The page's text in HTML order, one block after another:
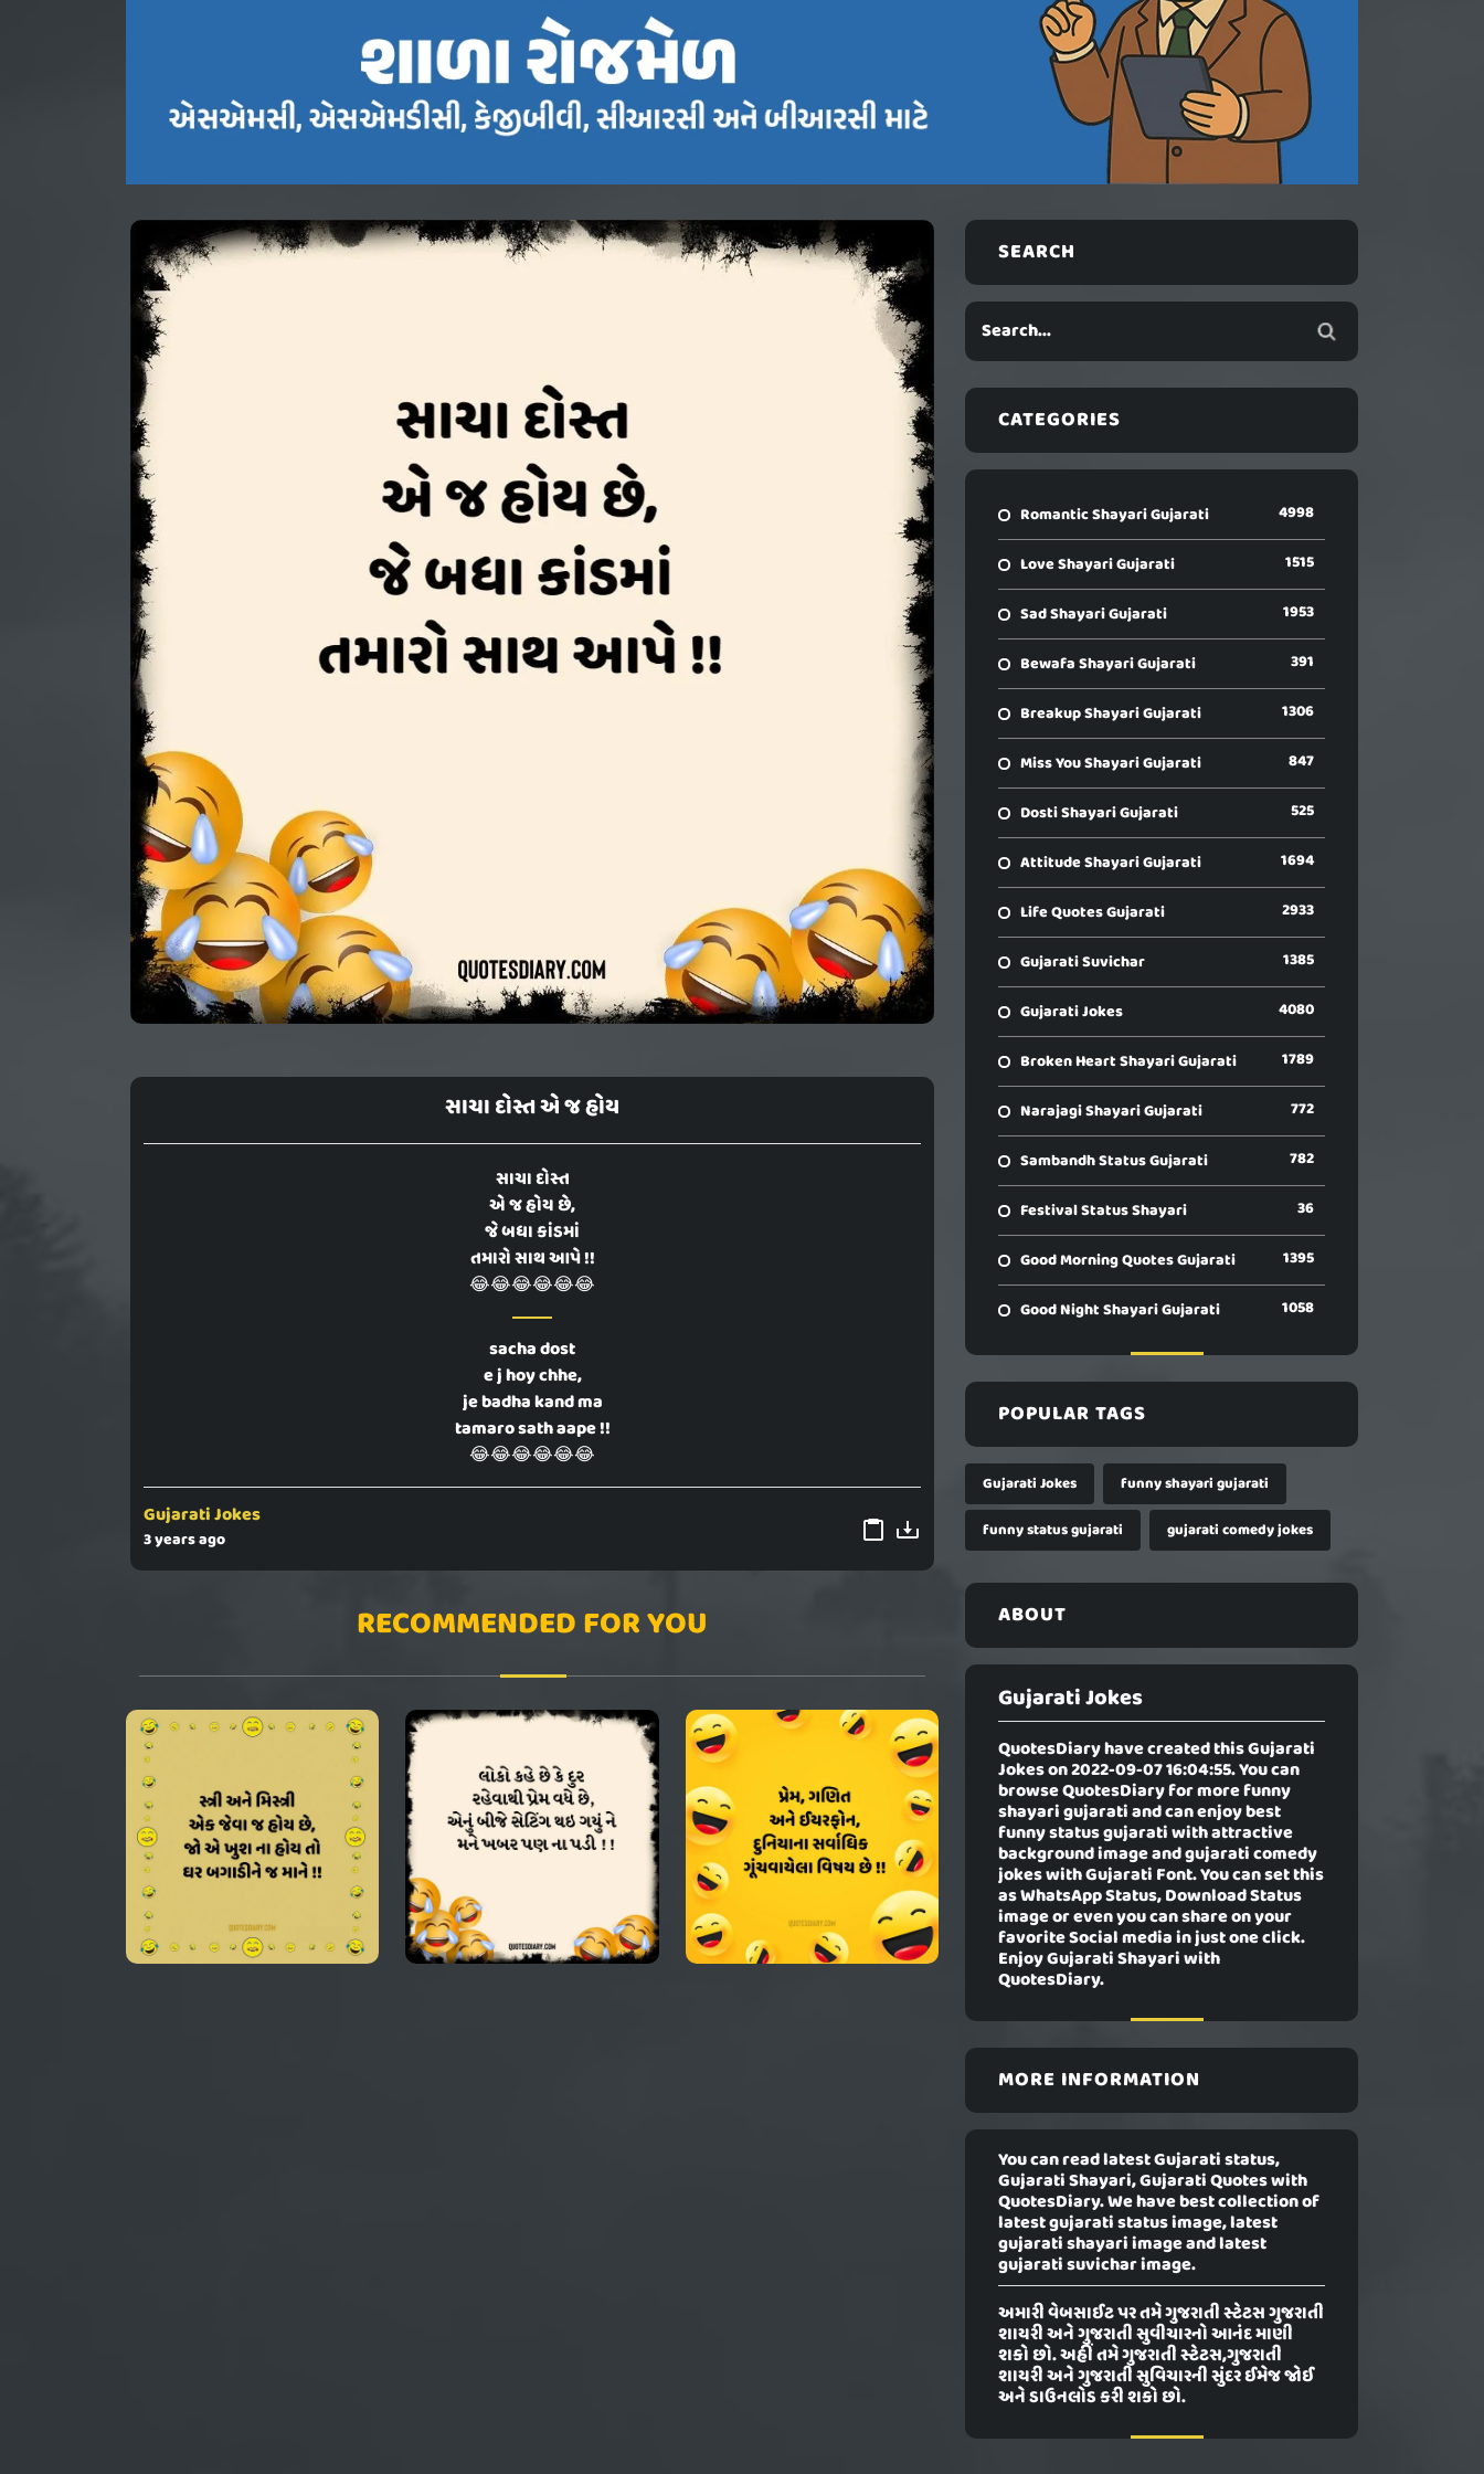
સાચા દોસ્ત એ જ હોય
સાચા દોસ્ત
એ જ હોય છે,
જે બધા કાંડમાં
તમારો સાથ આપે !!
😂😂😂😂😂😂
sacha dost
e j hoy chhe,
je badha kand ma
tamaro sath aape !!
😂😂😂😂😂😂
Gujarati Jokes
3 years ago
RECOMMENDED FOR YOU
SEARCH
CATEGORIES
Romantic Shayari Gujarati 4998
Love Shayari Gujarati 1515
Sad Shayari Gujarati 1953
Bewafa Shayari Gujarati 391
Breakup Shayari Gujarati 1306
Miss You Shayari Gujarati 847
Dosti Shayari Gujarati 525
Attitude Shayari Gujarati 1694
Life Quotes Gujarati 2933
Gujarati Suvichar 1385
Gujarati Jokes 4080
Broken Heart Shayari Gujarati 1789
Narajagi Shayari Gujarati 772
Sambandh Status Gujarati 782
Festival Status Shayari 36
Good Morning Quotes Gujarati 1395
Good Night Shayari Gujarati 1058
POPULAR TAGS
Gujarati Jokes
funny shayari gujarati
funny status gujarati
gujarati comedy jokes
ABOUT
Gujarati Jokes
QuotesDiary have created thisGujarati
Jokeson 2022-09-07 16:04:55. You can
browse QuotesDiary for more funny
shayari gujarati and can enjoy best
funny status gujarati with attractive
background image and gujarati comedy
jokes with Gujarati Font. You can set this
as WhatsApp Status, Download Status
image or even you can share on your
favorite Social media in just one click.
Enjoy Gujarati Shayari with
QuotesDiary.
MORE INFORMATION
You can read latest Gujarati status,
Gujarati Shayari, Gujarati Quotes with
QuotesDiary. We have best collection of
latest gujarati status image, latest
gujarati shayari image and latest
gujarati suvichar image.
અમારી વેબસાઈટ પર તમે ગુજરાતી સ્ટેટસ ગુજરાતી
શાયરી અને ગુજરાતી સુવીચારનો આનંદ માણી
શકો છો. અહીં તમે ગુજરાતી સ્ટેટસ,ગુજરાતી
શાયરી અને ગુજરાતી સુવિચારની સુંદર ઈમેજ જોઈ
અને ડાઉનલોડ કરી શકો છો.